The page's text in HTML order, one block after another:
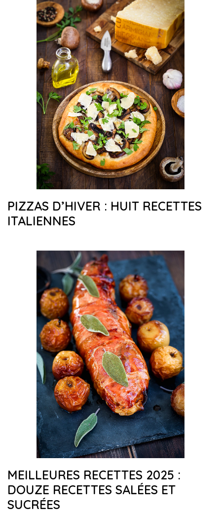
PIZZAS D’HIVER : HUIT RECETTES
ITALIENNES
MEILLEURES RECETTES 2025 :
DOUZE RECETTES SALÉES ET
SUCRÉES